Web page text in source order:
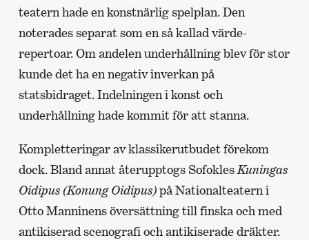
teatern hade en konstnärlig spelplan. Den
noterades separat som en så kallad värde-
repertoar. Om andelen underhållning blev för stor
kunde det ha en negativ inverkan på
statsbidraget. Indelningen i konst och
underhållning hade kommit för att stanna.
Kompletteringar av klassikerutbudet förekom
dock. Bland annat återupptogs SofoklesKuningas
Oidipus (Konung Oidipus)på Nationalteatern i
Otto Manninens översättning till finska och med
antikiserad scenografi och antikiserade dräkter.